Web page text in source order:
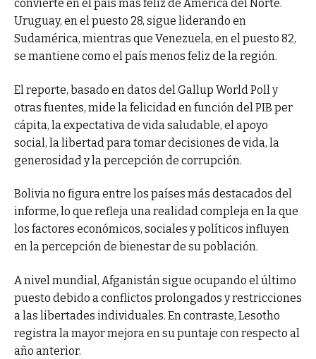
convierte en el país más feliz de América del Norte.
Uruguay, en el puesto 28, sigue liderando en
Sudamérica, mientras que Venezuela, en el puesto 82,
se mantiene como el país menos feliz de la región.
El reporte, basado en datos del Gallup World Poll y
otras fuentes, mide la felicidad en función del PIB per
cápita, la expectativa de vida saludable, el apoyo
social, la libertad para tomar decisiones de vida, la
generosidad y la percepción de corrupción.
Bolivia no figura entre los países más destacados del
informe, lo que refleja una realidad compleja en la que
los factores económicos, sociales y políticos influyen
en la percepción de bienestar de su población.
A nivel mundial, Afganistán sigue ocupando el último
puesto debido a conflictos prolongados y restricciones
a las libertades individuales. En contraste, Lesotho
registra la mayor mejora en su puntaje con respecto al
año anterior.